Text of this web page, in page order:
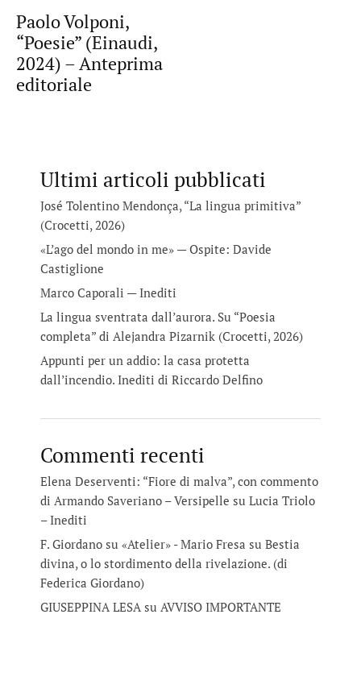
Paolo Volponi,
“Poesie” (Einaudi,
2024) – Anteprima
editoriale
Ultimi articoli pubblicati
José Tolentino Mendonça, “La lingua primitiva”
(Crocetti, 2026)
«L’ago del mondo in me» — Ospite: Davide
Castiglione
Marco Caporali — Inediti
La lingua sventrata dall’aurora. Su “Poesia
completa” di Alejandra Pizarnik (Crocetti, 2026)
Appunti per un addio: la casa protetta
dall’incendio. Inediti di Riccardo Delfino
Commenti recenti
Elena Deserventi: “Fiore di malva”, con commento
di Armando Saveriano – Versipelle su Lucia Triolo
– Inediti
F. Giordano su «Atelier» - Mario Fresa su Bestia
divina, o lo stordimento della rivelazione. (di
Federica Giordano)
GIUSEPPINA LESAsu AVVISO IMPORTANTE